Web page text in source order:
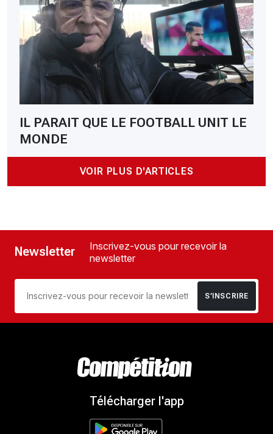
IL PARAIT QUE LE FOOTBALL UNIT LE
MONDE
VOIR PLUS D'ARTICLES
Newsletter
Inscrivez-vous pour recevoir la
newsletter
S’INSCRIRE
Télécharger l'app